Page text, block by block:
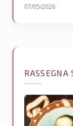
07/05/2026
RASSEGNA